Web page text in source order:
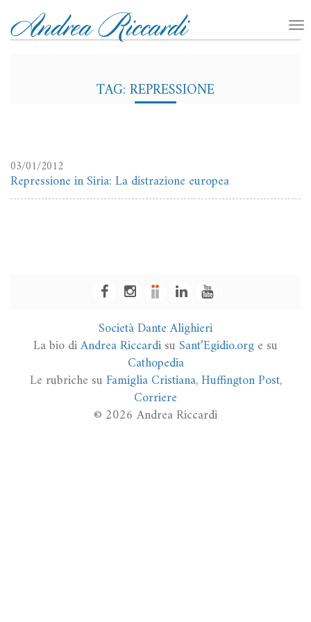
TAG: REPRESSIONE
03/01/2012
Repressione in Siria: La distrazione europea
Società Dante Alighieri
La bio diAndrea RiccardisuSant’Egidio.orge su
Cathopedia
Le rubriche suFamiglia Cristiana,Huffington Post,
Corriere
© 2026 Andrea Riccardi